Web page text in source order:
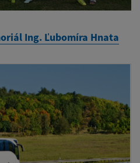
Ing. Ľubomíra Hnata